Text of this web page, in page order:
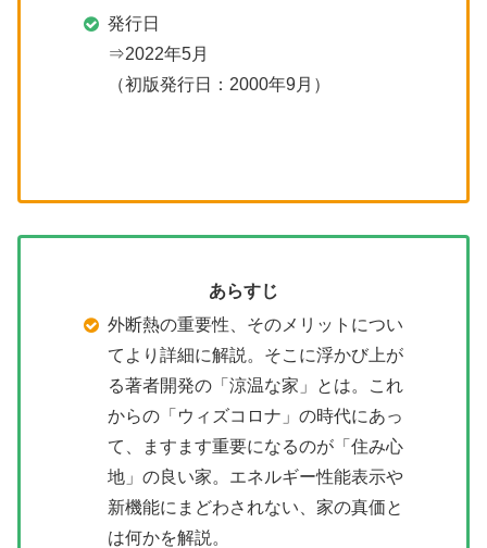
発行日
⇒2022年5月
（初版発行日：2000年9月）
あらすじ
外断熱の重要性、そのメリットについ
てより詳細に解説。そこに浮かび上が
る著者開発の「涼温な家」とは。これ
からの「ウィズコロナ」の時代にあっ
て、ますます重要になるのが「住み心
地」の良い家。エネルギー性能表示や
新機能にまどわされない、家の真価と
は何かを解説。